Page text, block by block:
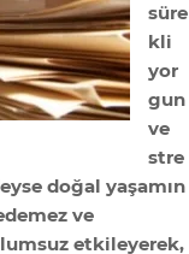
süre
kli
yor
gun
ve
stre
doğal yaşamın
ve
etkileyerek,